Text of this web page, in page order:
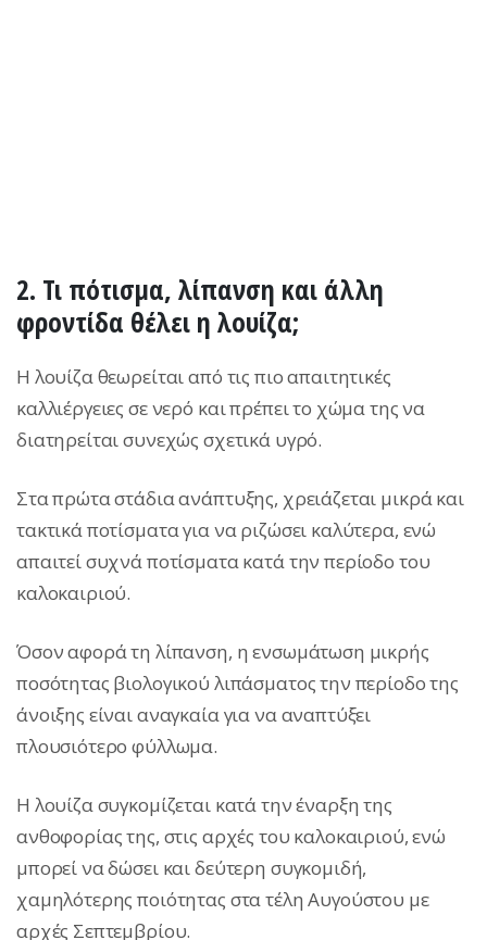
2. Τι πότισμα, λίπανση και άλλη
φροντίδα θέλει η λουίζα;
Η λουίζα θεωρείται από τις πιο απαιτητικές
καλλιέργειες σε νερό και πρέπει το χώμα της να
διατηρείται συνεχώς σχετικά υγρό.
Στα πρώτα στάδια ανάπτυξης, χρειάζεται μικρά και
τακτικά ποτίσματα για να ριζώσει καλύτερα, ενώ
απαιτεί συχνά ποτίσματα κατά την περίοδο του
καλοκαιριού.
Όσον αφορά τη λίπανση, η ενσωμάτωση μικρής
ποσότητας βιολογικού λιπάσματος την περίοδο της
άνοιξης είναι αναγκαία για να αναπτύξει
πλουσιότερο φύλλωμα.
Η λουίζα συγκομίζεται κατά την έναρξη της
ανθοφορίας της, στις αρχές του καλοκαιριού, ενώ
μπορεί να δώσει και δεύτερη συγκομιδή,
χαμηλότερης ποιότητας στα τέλη Αυγούστου με
αρχές Σεπτεμβρίου.